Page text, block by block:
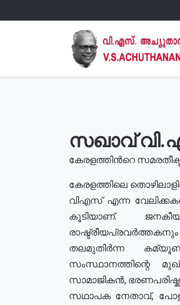
സഖാവ്
കേരളത്തിൻറെ
കേരളത്തിലെ
വിഎസ് എന്ന
കൂടിയാണ്.
തലമുതിർന്ന
സംസ്ഥാനത്തിന്റെ
സാമാജികൻ,
സഥാപക നേതാവ്,